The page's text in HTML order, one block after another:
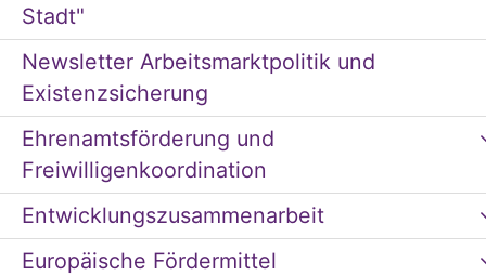
Stadt"
Newsletter Arbeitsmarktpolitik und
Existenzsicherung
Ehrenamtsförderung und
Freiwilligenkoordination
Entwicklungszusammenarbeit
Europäische Fördermittel